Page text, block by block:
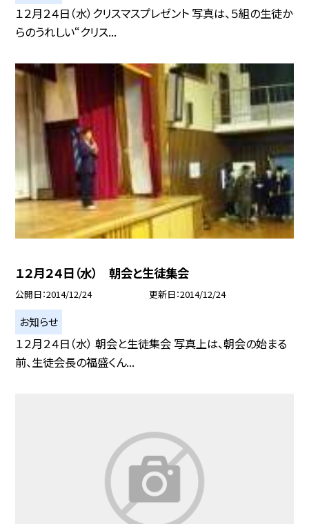
１２月２４日（水）クリスマスプレゼント 写真は、５組の生徒か
らのうれしい“クリス...
１２月２４日（水） 朝会と生徒集会
公開日 2014/12/24 更新日 2014/12/24
お知らせ
１２月２４日（水） 朝会と生徒集会 写真上は、朝会の始まる
前、生徒会長の福盛くん...